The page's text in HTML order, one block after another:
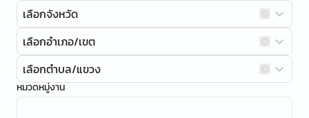
เลือกจังหวัด
เลือกอำเภอ/เขต
เลือกตำบล/แขวง
หมวดหมู่งาน